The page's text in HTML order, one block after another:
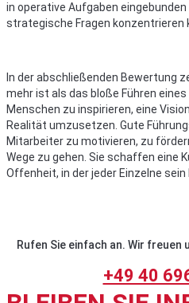
in operative Aufgaben
strategische Fragen konzentrieren
In der abschließenden Bewertung
mehr ist als das bloße Führen
Menschen zu inspirieren, eine
Realität umzusetzen. Gute
Mitarbeiter zu motivieren, zu
Wege zu gehen. Sie schaffen eine
Offenheit, in der jeder Einzelne
Rufen Sie einfach an. Wir freuen
+49 40